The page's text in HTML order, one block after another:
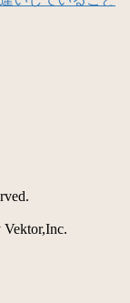
Vektor,Inc.